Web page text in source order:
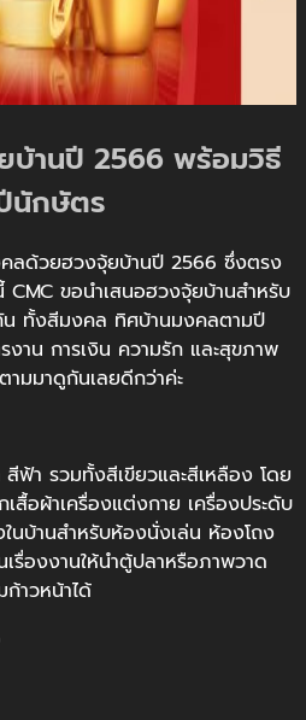
บ้านปี 2566 พร้อมวิธี
นักษัตร
ลด้วยฮวงจุ้ยบ้านปี 2566 ซึ่งตรง
CMC ขอนำเสนอฮวงจุ้ยบ้านสำหรับ
น ทั้งสีมงคล ทิศบ้านมงคลตามปี
งาน การเงิน ความรัก และสุขภาพ
ามมาดูกันเลยดีกว่าค่ะ
สีฟ้า รวมทั้งสีเขียวและสีเหลือง โดย
เสื้อผ้าเครื่องแต่งกาย เครื่องประดับ
นบ้านสำหรับห้องนั่งเล่น ห้องโถง
รื่องงานให้นำตู้ปลาหรือภาพวาด
ก้าวหน้าได้